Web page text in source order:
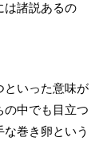
は諸説あるの
といった意味が
の中でも目立つ
巻き卵という